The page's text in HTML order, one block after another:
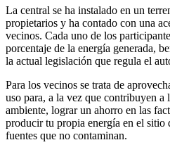
La central se ha instalado en un
propietarios y ha contado con una
vecinos. Cada uno de los
porcentaje de la energía generada,
la actual legislación que regula el
Para los vecinos se trata de
uso para, a la vez que contribuyen a
ambiente, lograr un ahorro en las
producir tu propia energía en el sitio
fuentes que no contaminan.